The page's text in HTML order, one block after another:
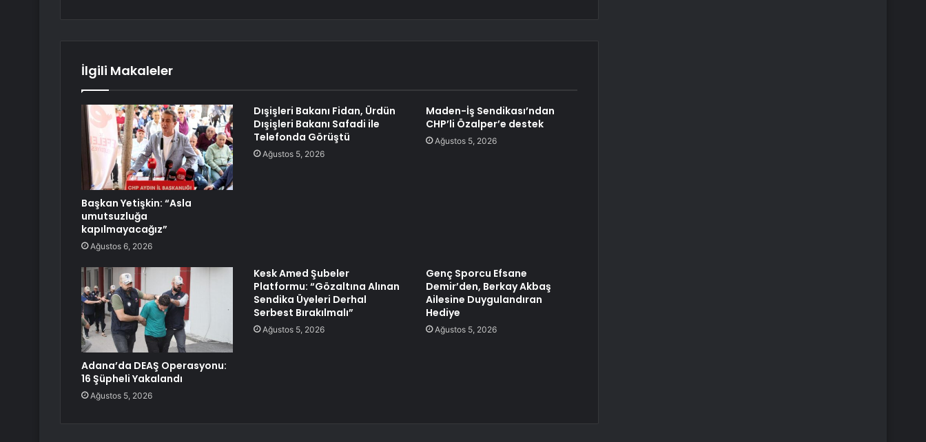
İlgili Makaleler
Başkan Yetişkin: “Asla
umutsuzluğa
kapılmayacağız”
Ağustos 6, 2026
Dışişleri Bakanı Fidan, Ürdün
Dışişleri Bakanı Safadi ile
Telefonda Görüştü
Ağustos 5, 2026
Maden-İş Sendikası’ndan
CHP’li Özalper’e destek
Ağustos 5, 2026
Adana’da DEAŞ Operasyonu:
16 Şüpheli Yakalandı
Ağustos 5, 2026
Kesk Amed Şubeler
Platformu: “Gözaltına Alınan
Sendika Üyeleri Derhal
Serbest Bırakılmalı”
Ağustos 5, 2026
Genç Sporcu Efsane
Demir’den, Berkay Akbaş
Ailesine Duygulandıran
Hediye
Ağustos 5, 2026